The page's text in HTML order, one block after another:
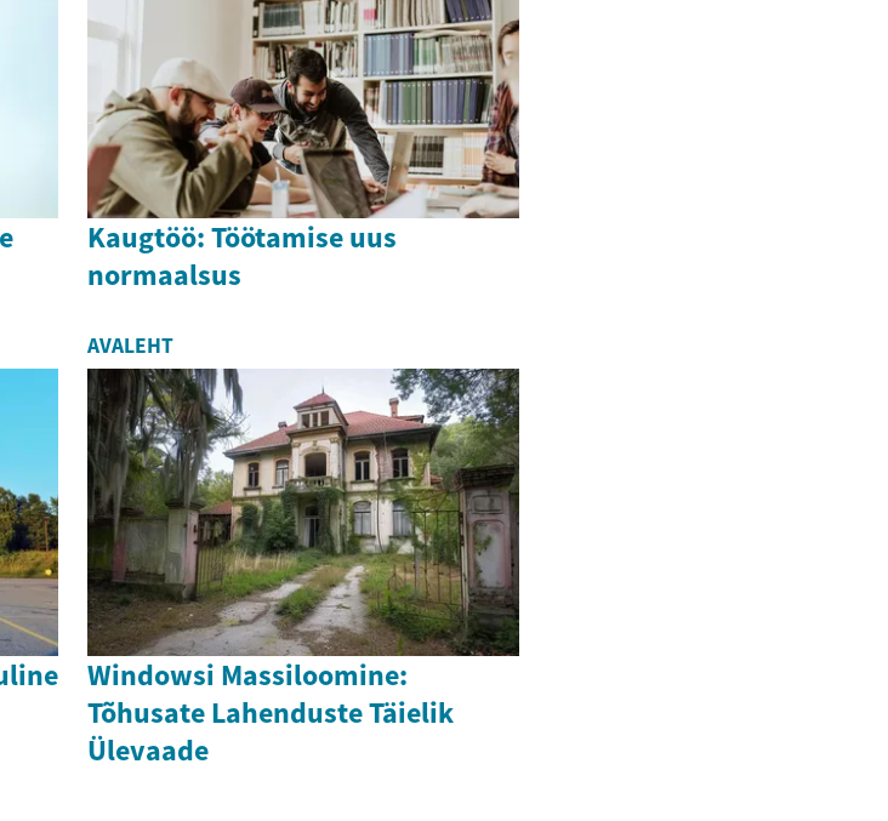
Kaugtöö: Töötamise uus
normaalsus
AVALEHT
Windowsi Massiloomine:
Tõhusate Lahenduste Täielik
Ülevaade